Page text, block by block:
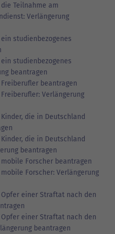
Teilnahme am
Verlängerung
studienbezogenes
studienbezogenes
beantragen
beantragen
Verlängerung
die in Deutschland
die in Deutschland
beantragen
Forscher beantragen
Forscher: Verlängerung
einer Straftat nach den
einer Straftat nach den
beantragen